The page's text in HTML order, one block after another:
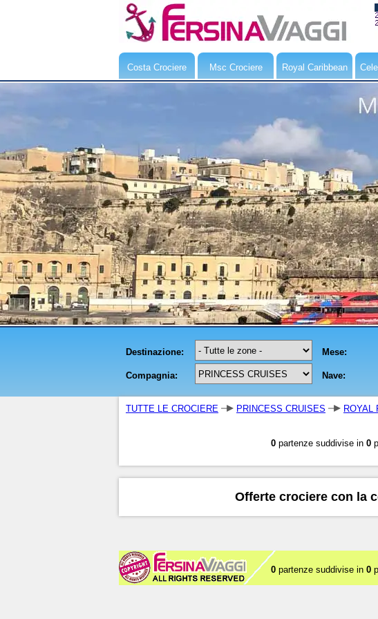
Costa Crociere Msc Crociere Royal Caribbean
TUTTE LE CROCIERE PRINCESS CRUISES ROYAL
0 partenze suddivise in 0
Offerte crociere con la
0 partenze suddivise in 0